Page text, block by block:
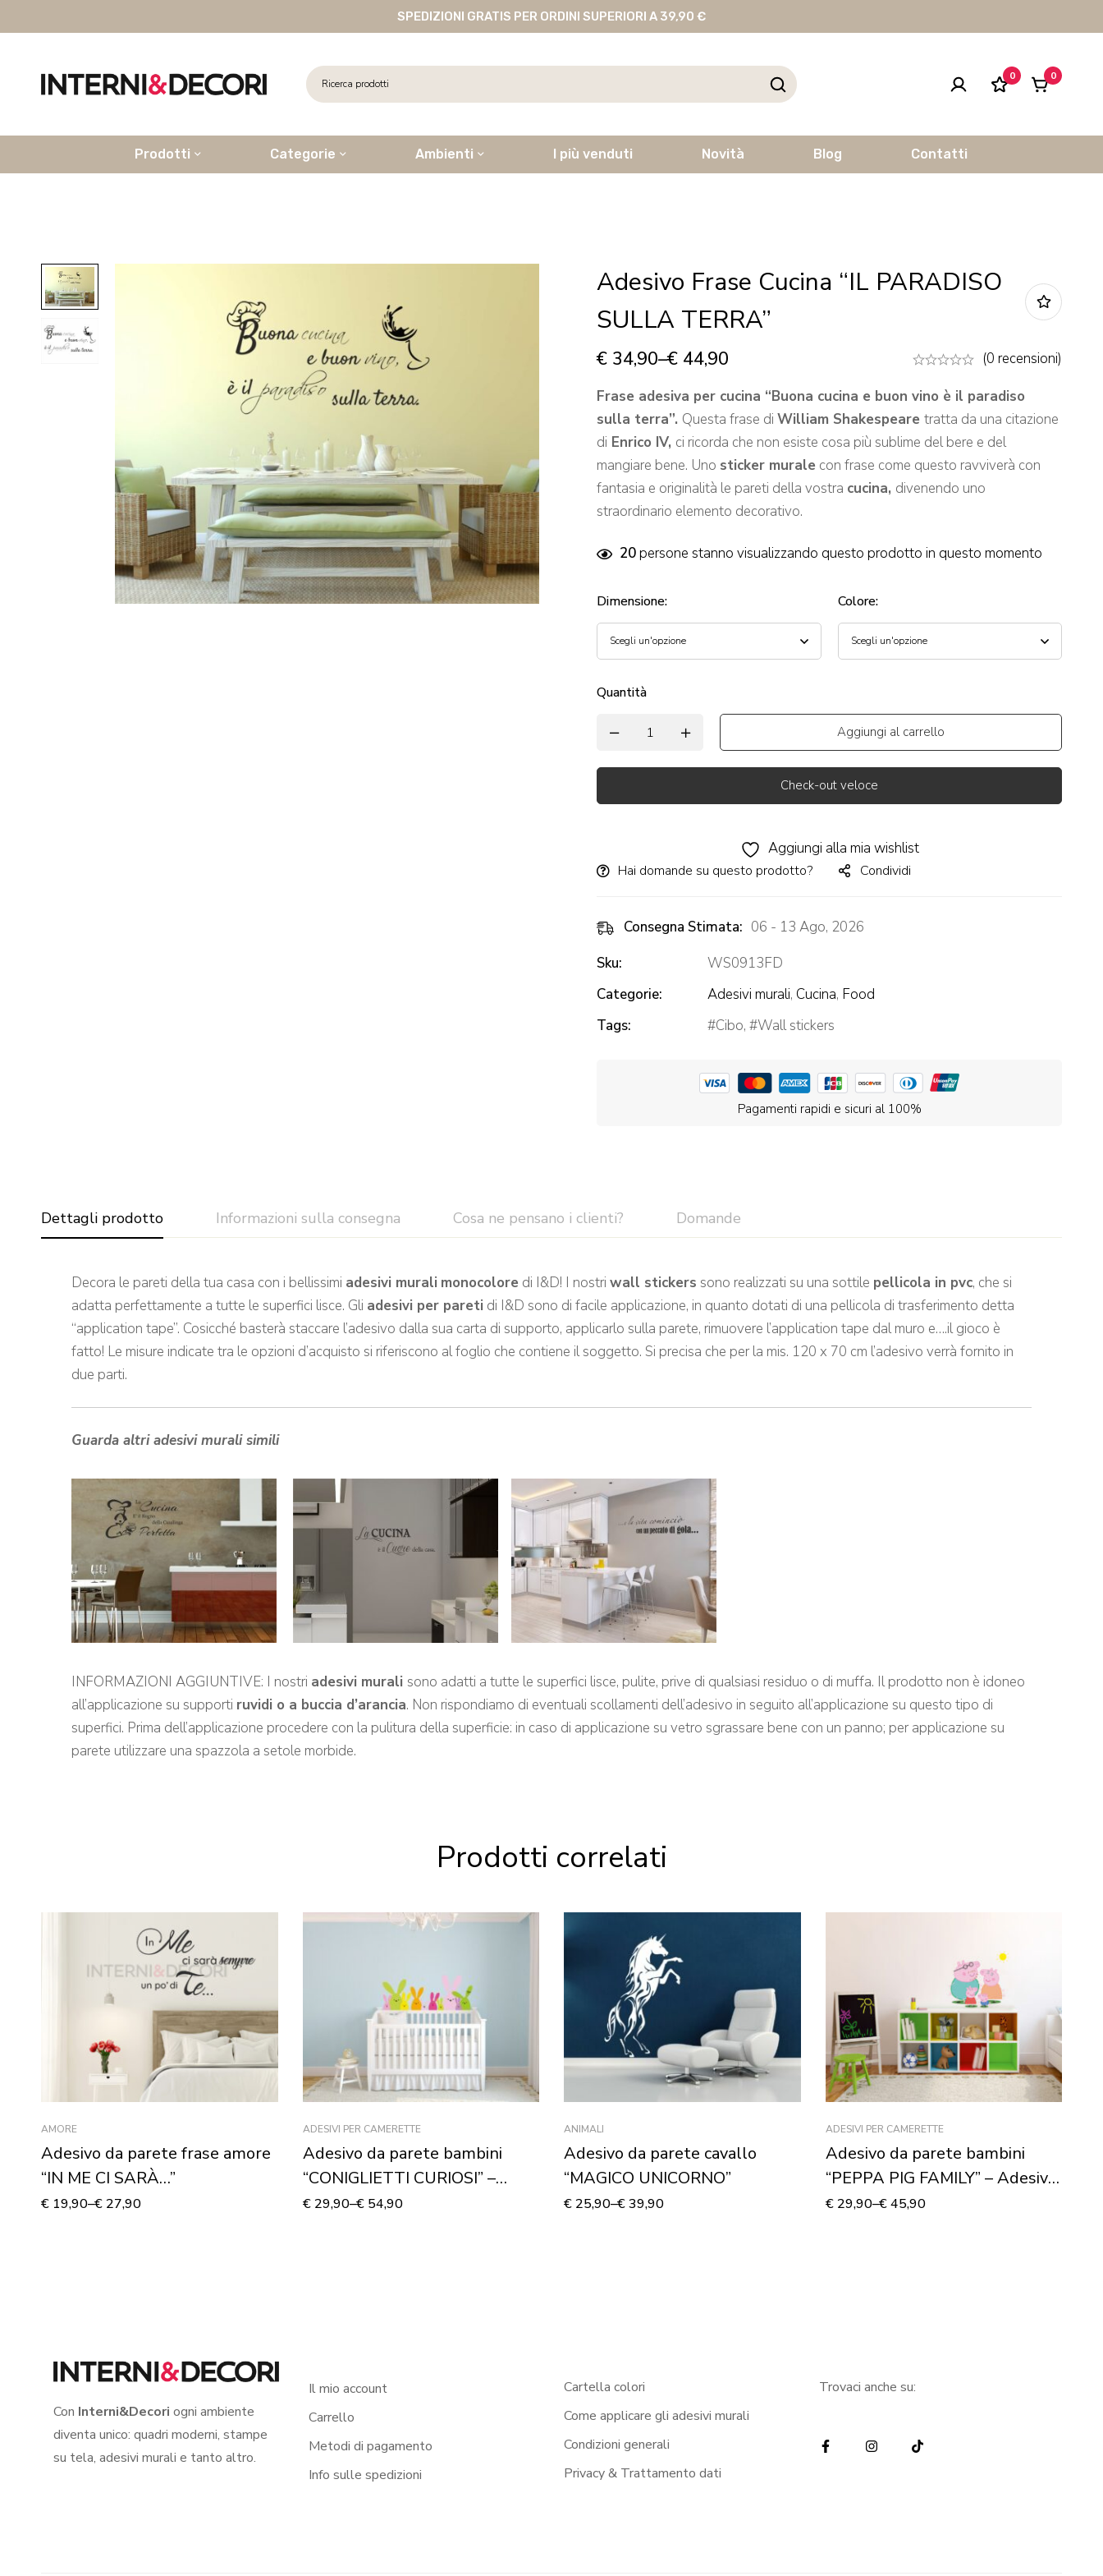
SPEDIZIONI GRATIS PER ORDINI SUPERIORI A 39,90 €
0 0
Prodotti Categorie Ambienti I più venduti Novità Blog Contatti
Adesivo Frase Cucina “IL PARADISO
SULLA TERRA”
€ 34,90–€ 44,90
(0 recensioni)
Frase adesiva per cucina “Buona cucina e buon vino è il paradiso
sulla terra”. Questa frase di William Shakespeare tratta da una citazione
di Enrico IV, ci ricorda che non esiste cosa più sublime del bere e del
mangiare bene. Uno sticker murale con frase come questo ravviverà con
fantasia e originalità le pareti della vostra cucina, divenendo uno
straordinario elemento decorativo.
20persone stanno visualizzando questo prodotto in questo momento
Dimensione: Colore:
Quantità
Aggiungi al carrello
Check-out veloce
Aggiungi alla mia wishlist
Hai domande su questo prodotto? Condividi
Consegna Stimata: 06 - 13 Ago, 2026
Sku:
WS0913FD
Categorie:
Adesivi murali, Cucina, Food
Tags:
Cibo, Wall stickers
Pagamenti rapidi e sicuri al 100%
Dettagli prodotto Informazioni sulla consegna Cosa ne pensano i clienti? Domande
Decora le pareti della tua casa con i bellissimi adesivi murali monocolore di I&D! I nostri wall stickers sono realizzati su una sottile pellicola in pvc, che si
adatta perfettamente a tutte le superfici lisce. Gli adesivi per pareti di I&D sono di facile applicazione, in quanto dotati di una pellicola di trasferimento detta
“application tape”. Cosicché basterà staccare l’adesivo dalla sua carta di supporto, applicarlo sulla parete, rimuovere l’application tape dal muro e….il gioco è
fatto! Le misure indicate tra le opzioni d’acquisto si riferiscono al foglio che contiene il soggetto. Si precisa che per la mis. 120 x 70 cm l’adesivo verrà fornito in
due parti.
Guarda altri adesivi murali simili
INFORMAZIONI AGGIUNTIVE: I nostri adesivi murali sono adatti a tutte le superfici lisce, pulite, prive di qualsiasi residuo o di muffa. Il prodotto non è idoneo
all’applicazione su supporti ruvidi o a buccia d’arancia. Non rispondiamo di eventuali scollamenti dell’adesivo in seguito all’applicazione su questo tipo di
superfici. Prima dell’applicazione procedere con la pulitura della superficie: in caso di applicazione su vetro sgrassare bene con un panno; per applicazione su
parete utilizzare una spazzola a setole morbide.
Prodotti correlati
AMORE
Adesivo da parete frase amore
“IN ME CI SARÀ…”
€ 19,90–€ 27,90
ADESIVI PER CAMERETTE
Adesivo da parete bambini
“CONIGLIETTI CURIOSI” –
Adesivo murale
€29,90–€54,90
ANIMALI
Adesivo da parete cavallo
“MAGICO UNICORNO”
€ 25,90–€39,90
ADESIVI PER CAMERETTE
Adesivo da parete bambini
“PEPPA PIG FAMILY” – Adesivo
murale
€29,90–€45,90
Con Interni&Decori ogni ambiente
diventa unico: quadri moderni, stampe
su tela, adesivi murali e tanto altro.
Il mio account
Carrello
Metodi di pagamento
Info sulle spedizioni
Cartella colori
Come applicare gli adesivi murali
Condizioni generali
Privacy & Trattamento dati
Trovaci anche su: